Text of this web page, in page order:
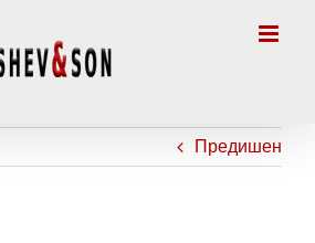
Предишен